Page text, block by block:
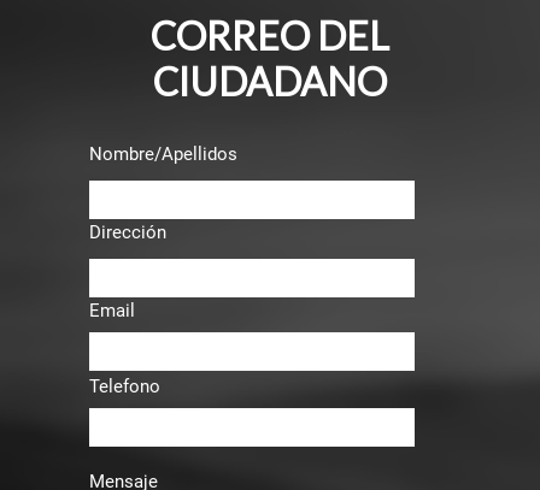
CORREO DEL
CIUDADANO
Nombre/Apellidos
Dirección
Email
Telefono
Mensaje